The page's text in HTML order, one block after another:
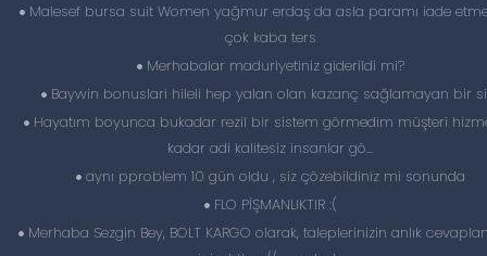
Malesef bursa suit Women yağmur erdaş da asla paramı iade
çok kaba ters
Merhabalar maduriyetiniz giderildi mi?
Baywin bonuslari hileli hep yalan olan kazanç sağlamayan bir
Hayatım boyunca bukadar rezil bir sistem görmedim müşteri
kadar adi kalitesiz insanlar gö...
aynı pproblem 10 gün oldu , siz çözebildiniz mi sonunda
FLO PİŞMANLIKTIR :(
Merhaba Sezgin Bey, BOLT KARGO olarak, taleplerinizin anlık